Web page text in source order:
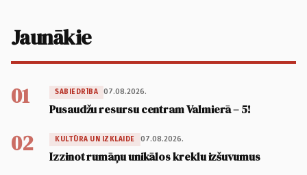
Jaunākie
01 SABIEDRĪBA 07.08.2026.
Pusaudžu resursu centram Valmierā – 5!
02 KULTŪRA UN IZKLAIDE 07.08.2026.
Izzinot rumāņu unikālos kreklu izšuvumus